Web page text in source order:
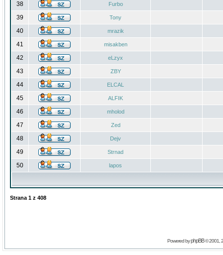
38 Furbo
39 Tony
40 mrazik
41 misakben
42 eLzyx
43 ZBY
44 ELCAL
45 ALFIK
46 mholod
47 Zed
48 Dejv
49 Strnad
50 lapos
Strana 1 z 408
Powered byphpBB© 2001,